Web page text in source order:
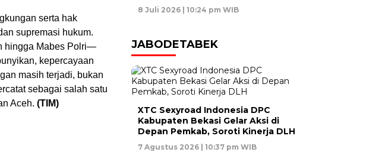
serta hak
supremasi hukum.
hingga Mabes Polri—
kepercayaan
masih terjadi, bukan
sebagai salah satu
Aceh. (TIM)
8 Juli 2026 | 10:24 pm WIB
JABODETABEK
XTC Sexyroad Indonesia DPC
Kabupaten Bekasi Gelar Aksi di
Depan Pemkab, Soroti Kinerja DLH
7 Agustus 2026 | 10:37 pm WIB